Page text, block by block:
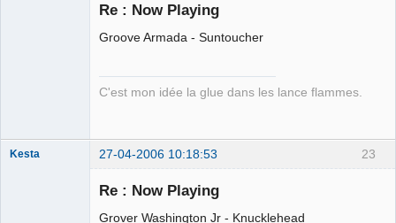
Re : Now Playing
Groove Armada - Suntoucher
C'est mon idée la glue dans les lance flammes.
23
Kesta 27-04-2006 10:18:53
Re : Now Playing
Grover Washington Jr - Knucklehead